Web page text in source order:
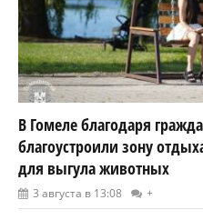
В Гомеле благодаря
благоустроили зону
для выгула животных
3 августа в 13:08 +